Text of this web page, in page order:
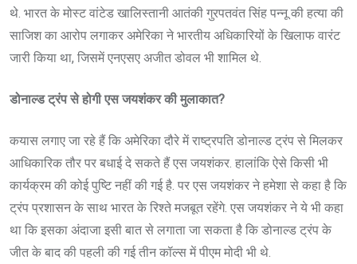
थे. भारत के मोस्ट वांटेड खालिस्तानी आतंकी गुरपतवंत सिंह पन्नू की हत्या की
साजिश का आरोप लगाकर अमेरिका ने भारतीय अधिकारियों के खिलाफ वारंट
जारी किया था, जिसमें एनएसए अजीत डोवल भी शामिल थे.
डोनाल्ड ट्रंप से होगी एस जयशंकर की मुलाकात?
कयास लगाए जा रहे हैं कि अमेरिका दौरे में राष्ट्रपति डोनाल्ड ट्रंप से मिलकर
आधिकारिक तौर पर बधाई दे सकते हैं एस जयशंकर. हालांकि ऐसे किसी भी
कार्यक्रम की कोई पुष्टि नहीं की गई है. पर एस जयशंकर ने हमेशा से कहा है कि
ट्रंप प्रशासन के साथ भारत के रिश्ते मजबूत रहेंगे. एस जयशंकर ने ये भी कहा
था कि इसका अंदाजा इसी बात से लगाता जा सकता है कि डोनाल्ड ट्रंप के
जीत के बाद की पहली की गई तीन कॉल्स में पीएम मोदी भी थे.